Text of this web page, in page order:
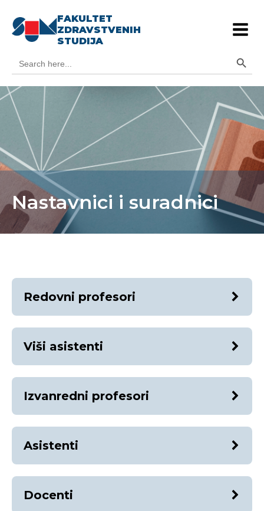
FAKULTET
ZDRAVSTVENIH
STUDIJA
for:
Nastavnici i suradnici
Redovni profesori
Viši asistenti
Izvanredni profesori
Asistenti
Docenti